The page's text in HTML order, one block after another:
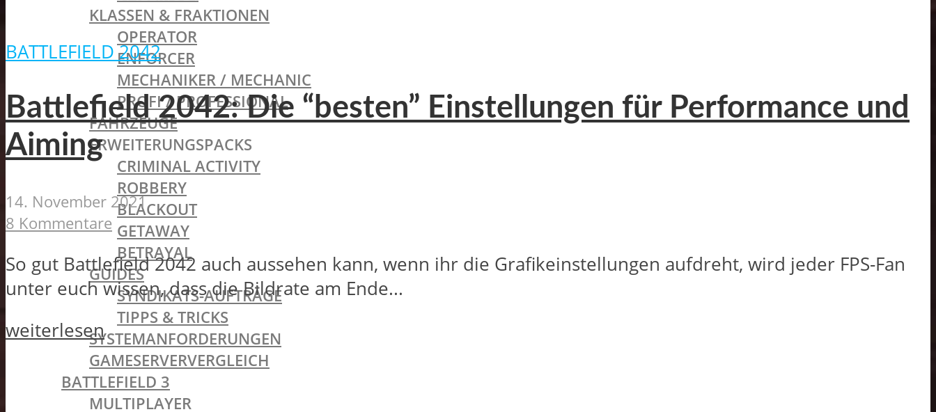
KLASSEN & FRAKTIONEN
OPERATOR
ENFORCER
MECHANIKER / MECHANIC
PROFI / PROFESSIONAL
FAHRZEUGE
ERWEITERUNGSPACKS
CRIMINAL ACTIVITY
ROBBERY
BLACKOUT
GETAWAY
BETRAYAL
GUIDES
SYNDIKATS-AUFTRÄGE
TIPPS & TRICKS
SYSTEMANFORDERUNGEN
GAMESERVERVERGLEICH
BATTLEFIELD 3
MULTIPLAYER
BATTLEFIELD 2042
Battlefield 2042: Die “besten” Einstellungen für Performance und
Aiming
14. November 2021
8 Kommentare
So gut Battlefield 2042 auch aussehen kann, wenn ihr die Grafikeinstellungen aufdreht, wird jeder FPS-Fan
unter euch wissen, dass die Bildrate am Ende...
weiterlesen